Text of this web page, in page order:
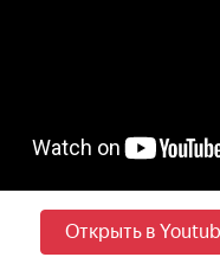
Открыть в